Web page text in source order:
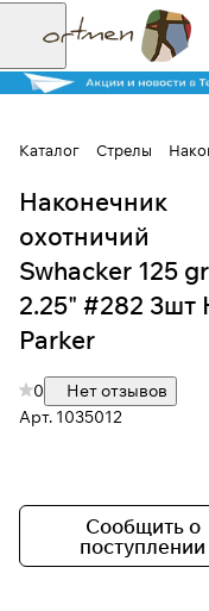
Каталог Стрелы
Наконечник
охотничий
Swhacker 125
2.25" #282 3шт
Parker
0
Нет отзывов
Арт. 1035012
Сообщить о
поступлении
Для клиентов
Разбейте
оплату на
Сегодня
25%
в корзину